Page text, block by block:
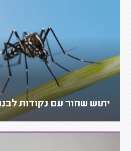
יתוש שחור עם נקודות